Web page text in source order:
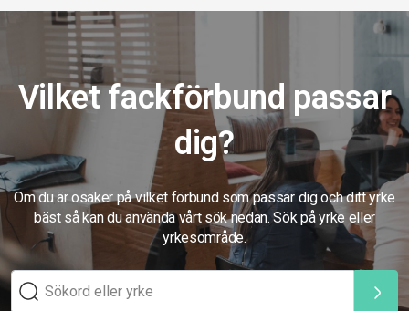
Vilket fackförbund passar
dig?
Om du är osäker på vilket förbund som passar dig och ditt yrke
bäst så kan du använda vårt sök nedan. Sök på yrke eller
yrkesområde.